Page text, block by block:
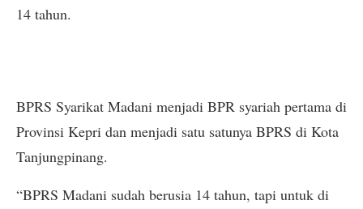
14 tahun.
BPRS Syarikat Madani menjadi BPR syariah pertama di
Provinsi Kepri dan menjadi satu satunya BPRS di Kota
Tanjungpinang.
“BPRS Madani sudah berusia 14 tahun, tapi untuk di